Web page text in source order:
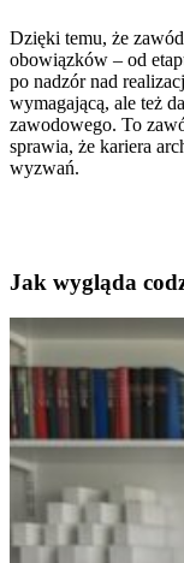
Dzięki temu, że
obowiązków – od
po nadzór nad
wymagającą, ale też
zawodowego. To
sprawia, że kariera
wyzwań.
Jak wygląda